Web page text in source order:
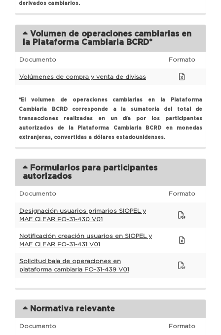
derivados cambiarios.
Volumen de operaciones cambiarias en
la Plataforma Cambiaria BCRD*
Documento Formato
Volúmenes de compra y venta de divisas
*El volumen de operaciones cambiarias en la Plataforma
Cambiaria BCRD corresponde a la sumatoria del total de
transacciones realizadas en un día por los participantes
autorizados de la Plataforma Cambiaria BCRD en monedas
extranjeras, convertidas a dólares estadounidenses.
Formularios para participantes
autorizados
Documento Formato
Designación usuarios primarios SIOPEL y
MAE CLEAR FO-31-430 V01
Notificación creación usuarios en SIOPEL y
MAE CLEAR FO-31-431 V01
Solicitud baja de operaciones en
plataforma cambiaria FO-31-439 V01
Normativa relevante
Documento Formato